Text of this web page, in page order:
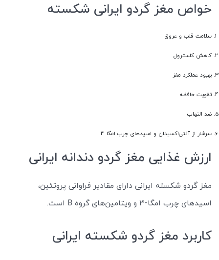
خواص مغز گردو ایرانی شکسته
سلامت قلب و عروق
کاهش کلسترول
بهبود عملکرد مغز
تقویت حافظه
ضد التهاب
سرشار از آنتی‌اکسیدان و اسیدهای چرب امگا ۳
ارزش غذایی مغز گردو دندانه ایرانی
مغز گردو شکسته ایرانی دارای مقادیر فراوانی پروتئین،
اسیدهای چرب امگا-3 و ویتامین‌های گروه B است.
کاربرد مغز گردو شکسته ایرانی